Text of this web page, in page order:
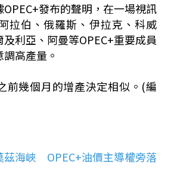
發布的聲明，在一場視訊
拉伯、俄羅斯、伊拉克、科威
利亞、阿曼等OPEC+重要成員
高產量。
前幾個月的增產決定相似。(編
茲海峽 OPEC+油價主導權旁落